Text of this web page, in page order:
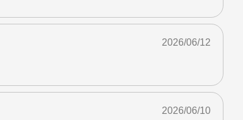
2026/06/12
2026/06/10